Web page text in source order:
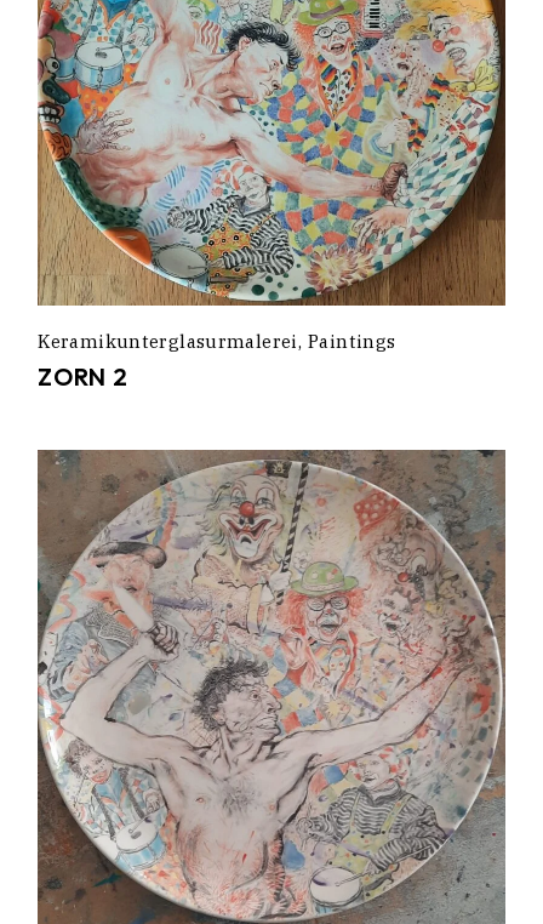
Keramikunterglasurmalerei Paintings
ZORN 2